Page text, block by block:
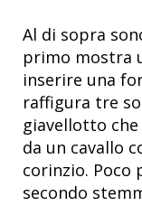
Al di sopra
primo mostra
inserire una
raffigura tre
giavellotto
da un cavallo
corinzio. Poco
secondo